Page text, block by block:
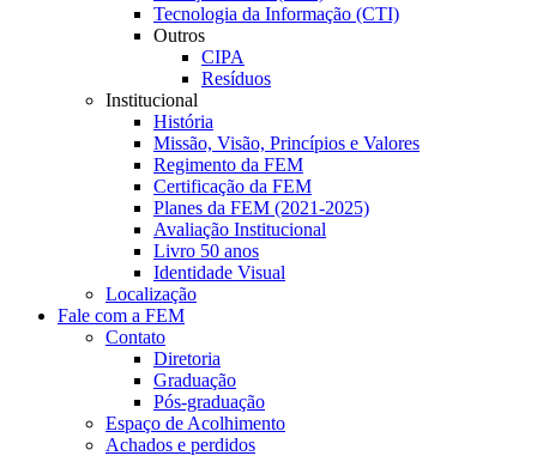
Tecnologia da Informação (CTI)
Outros
CIPA
Resíduos
Institucional
História
Missão, Visão, Princípios e Valores
Regimento da FEM
Certificação da FEM
Planes da FEM (2021-2025)
Avaliação Institucional
Livro 50 anos
Identidade Visual
Localização
Fale com a FEM
Contato
Diretoria
Graduação
Pós-graduação
Espaço de Acolhimento
Achados e perdidos